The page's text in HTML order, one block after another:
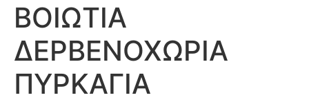
ΒΟΙΩΤΙΑ
ΔΕΡΒΕΝΟΧΩΡΙΑ
ΠΥΡΚΑΓΙΑ